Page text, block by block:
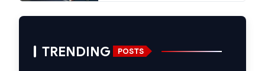
TRENDING POSTS